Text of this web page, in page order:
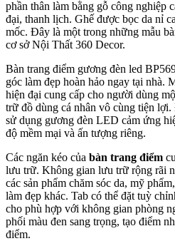
phần thân làm bằng gỗ công nghiệp
đại, thanh lịch. Ghế được bọc da nỉ
mốc. Đây là một trong những mẫu
cơ sở Nội Thất 360 Decor.
Bàn trang điểm gương đèn led
góc làm đẹp hoàn hảo ngay tại nhà.
hiện đại cung cấp cho người dùng
trữ đồ dùng cá nhân vô cùng tiện
sử dụng gương đèn LED cảm ứng
độ mềm mại và ấn tượng riêng.
Các ngăn kéo của bàn trang điểm
lưu trữ. Không gian lưu trữ rộng rãi
các sản phẩm chăm sóc da, mỹ
làm đẹp khác. Tab có thể đặt tuỳ
cho phù hợp với không gian phòng
phối màu đen sang trọng, tạo điểm
điểm.